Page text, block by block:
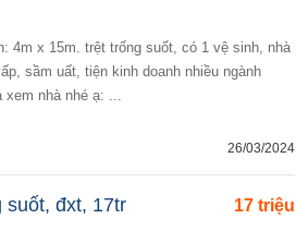
sầm uất, tiện kinh doanh nhiều ngành
nhà nhé ạ: ...
26/03/2024
17 triệu
suốt, đxt, 17tr